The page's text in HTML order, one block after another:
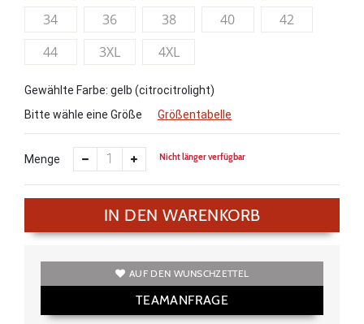
34
36 38 40
42
44
3XL 4XL
Gewählte Farbe: gelb (citrocitrolight)
Bitte wähle eine Größe
Größentabelle
Menge Nicht länger verfügbar
IN DEN WARENKORB
AUF DEN WUNSCHZETTEL
TEAMANFRAGE